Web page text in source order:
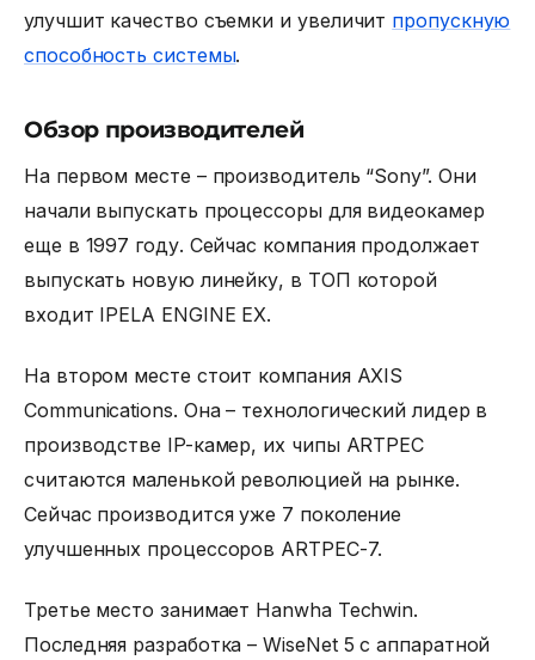
улучшит качество съемки и увеличит пропускную
способность системы.
Обзор производителей
На первом месте – производитель “Sony”. Они
начали выпускать процессоры для видеокамер
еще в 1997 году. Сейчас компания продолжает
выпускать новую линейку, в ТОП которой
входит IPELA ENGINE EX.
На втором месте стоит компания AXIS
Communications. Она – технологический лидер в
производстве IP-камер, их чипы ARTPEC
считаются маленькой революцией на рынке.
Сейчас производится уже 7 поколение
улучшенных процессоров ARTPEC-7.
Третье место занимает Hanwha Techwin.
Последняя разработка – WiseNet 5 с аппаратной